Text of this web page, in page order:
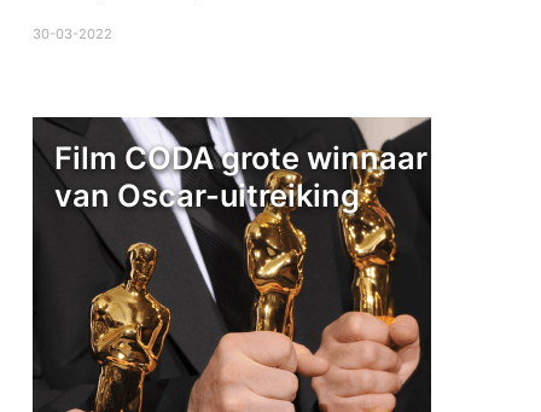
30-03-2022
Film CODA grote winnaar
van Oscar-uitreiking